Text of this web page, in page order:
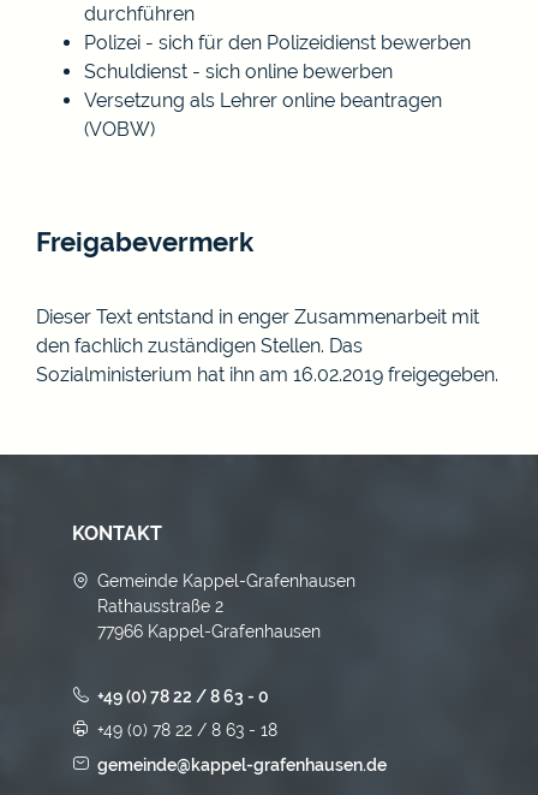
durchführen
Polizei - sich für den Polizeidienst bewerben
Schuldienst - sich online bewerben
Versetzung als Lehrer online beantragen
(VOBW)
Freigabevermerk
Dieser Text entstand in enger Zusammenarbeit mit
den fachlich zuständigen Stellen. Das
Sozialministerium hat ihn am 16.02.2019 freigegeben.
KONTAKT
Gemeinde Kappel-Grafenhausen
Rathausstraße 2
77966 Kappel-Grafenhausen
+49 (0) 78 22 / 8 63 - 0
+49 (0) 78 22 / 8 63 - 18
gemeinde@kappel-grafenhausen.de